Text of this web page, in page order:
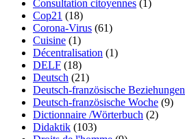
Consultation citoyennes (1)
Cop21 (18)
Corona-Virus (61)
Cuisine (1)
Décentralisation (1)
DELF (18)
Deutsch (21)
Deutsch-französische Beziehungen
Deutsch-französische Woche (9)
Dictionnaire /Wörterbuch (2)
Didaktik (103)